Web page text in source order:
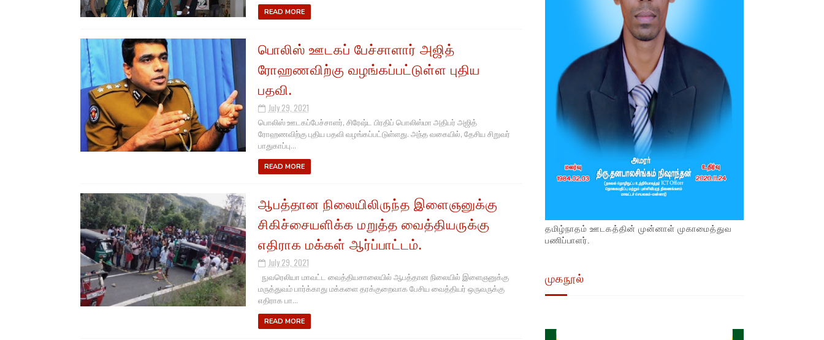
READ MORE
பொலிஸ் ஊடகப் பேச்சாளார் அஜித்
ரோஹணவிற்கு வழங்கப்பட்டுள்ள புதிய
பதவி.
July 29, 2021
பொலிஸ் ஊடகப்பேச்சாளர், சிரேஷ்ட பிரதிப் பொலிஸ்மா அதிபர் அஜித்
ரோஹணவிற்கு புதிய பதவி வழங்கப்பட்டுள்ளது. அந்த வகையில், தேசிய சிறுவர்
பாதுகாப்பு...
READ MORE
ஆபத்தான நிலையிலிருந்த இளைஞனுக்கு
சிகிச்சையளிக்க மறுத்த வைத்தியருக்கு
எதிராக மக்கள் ஆர்ப்பாட்டம்.
July 29, 2021
நுவரெலியா மாவட்ட வைத்தியசாலையில் ஆபத்தான நிலையில் இளைஞனுக்கு
மருத்துவம் பார்க்காது மக்களை தரக்குறைவாக பேசிய வைத்தியர் ஒருவருக்கு
எதிராக பா...
READ MORE
தமிழ்நாதம் ஊடகத்தின் முன்னாள் முகாமைத்துவ
பணிப்பாளர்.
முகநூல்